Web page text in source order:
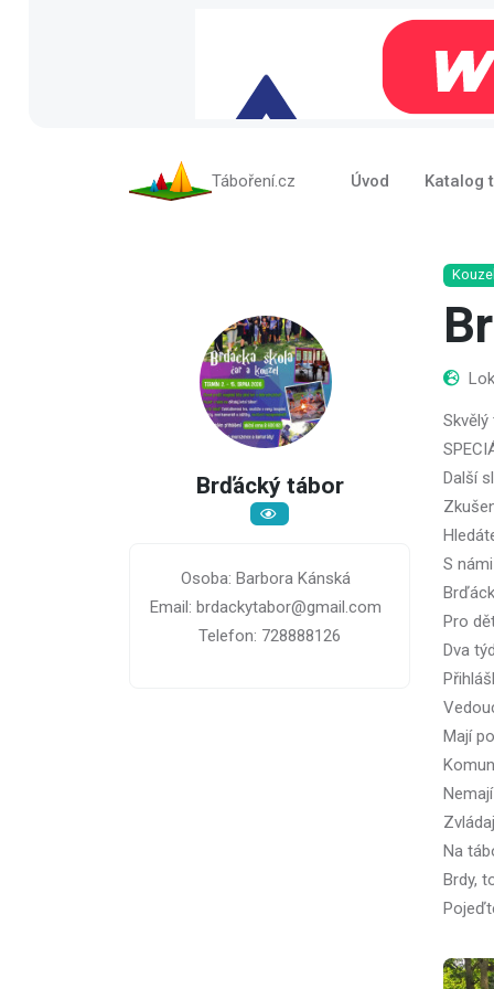
Táboření.cz Úvod Katalog
Brďácký tábor
Osoba: Barbora Kánská
Email: brdackytabor@gmail.com
Telefon: 728888126
Další
S
Pro
Dva
Mají
Na
Brdy,